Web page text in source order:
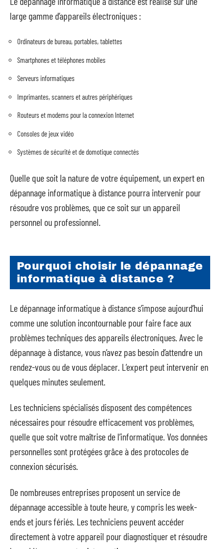
large gamme d’appareils électroniques :
Ordinateurs de bureau, portables, tablettes
Smartphones et téléphones mobiles
Serveurs informatiques
Imprimantes, scanners et autres périphériques
Routeurs et modems pour la connexion Internet
Consoles de jeux vidéo
Systèmes de sécurité et de domotique connectés
Quelle que soit la nature de votre équipement, un expert en
dépannage informatique à distance pourra intervenir pour
résoudre vos problèmes, que ce soit sur un appareil
personnel ou professionnel.
Pourquoi choisir le dépannage
informatique à distance ?
Le dépannage informatique à distance s’impose aujourd’hui
comme une solution incontournable pour faire face aux
problèmes techniques des appareils électroniques. Avec le
dépannage à distance, vous n’avez pas besoin d’attendre un
rendez-vous ou de vous déplacer. L’expert peut intervenir en
quelques minutes seulement.
Les techniciens spécialisés disposent des compétences
nécessaires pour résoudre efficacement vos problèmes,
quelle que soit votre maîtrise de l’informatique. Vos données
personnelles sont protégées grâce à des protocoles de
connexion sécurisés.
De nombreuses entreprises proposent un service de
dépannage accessible à toute heure, y compris les week-
ends et jours fériés. Les techniciens peuvent accéder
directement à votre appareil pour diagnostiquer et résoudre